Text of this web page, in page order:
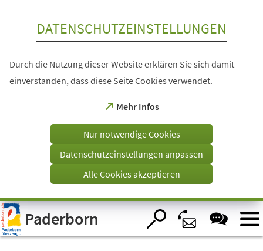
Visuelle
Assistenzsoftware
öffnen.
DATENSCHUTZEINSTELLUNGEN
Durch die Nutzung dieser Website erklären Sie sich damit
einverstanden, dass diese Seite Cookies verwendet.
Mehr Infos
(Öffnet
einem
Tab)
Nur notwendige Cookies
Datenschutzeinstellungen anpassen
Alle Cookies akzeptieren
Paderborn